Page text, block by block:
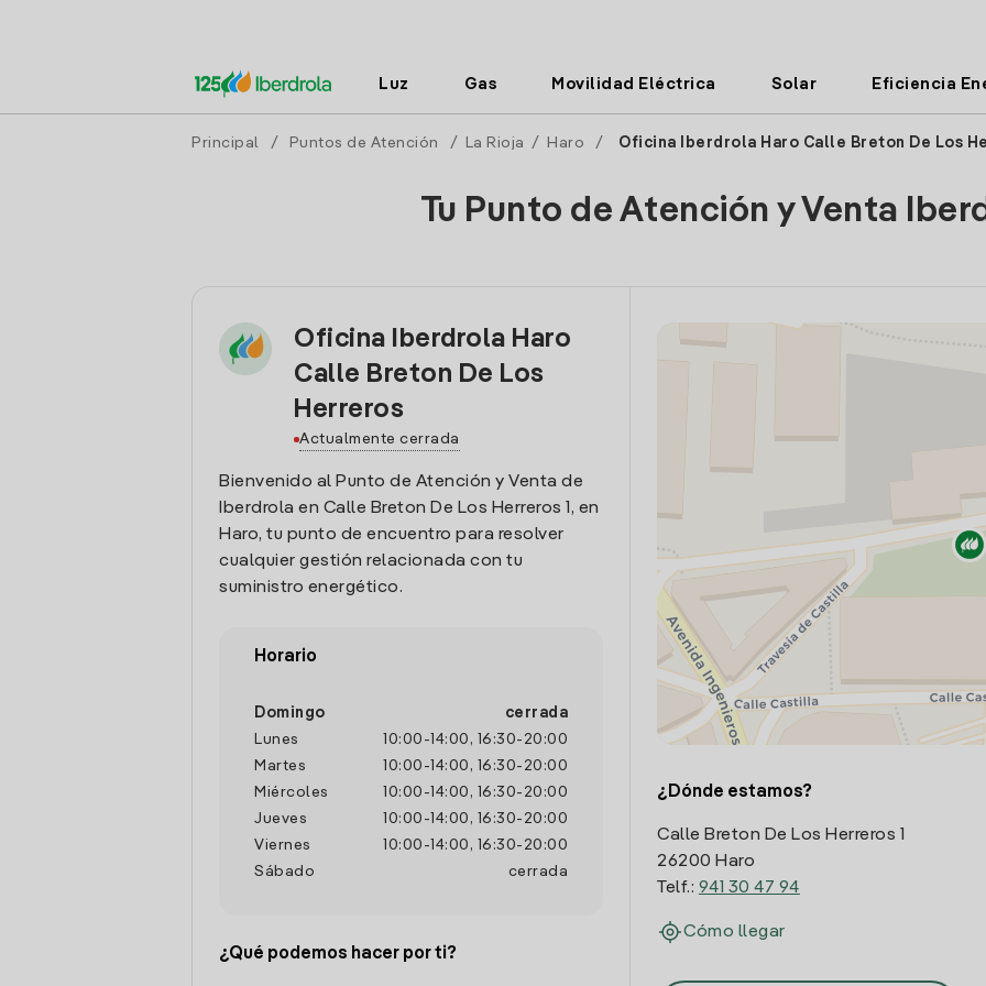
Luz Gas Movilidad Eléctrica Solar Eficiencia
Principal / Puntos de Atención / La Rioja / Haro / Oficina Iberdrola Haro Calle Breton De Los
Tu Punto de Atención y Venta
Oficina Iberdrola Haro
Calle Breton De Los
Herreros
Actualmente cerrada
Bienvenido al Punto de Atención y Venta de
Iberdrola en Calle Breton De Los Herreros 1, en
Haro, tu punto de encuentro para resolver
cualquier gestión relacionada con tu
suministro energético.
Horario
Domingo
cerrada
Lunes
10:00 - 14:00 , 16:30- 20:00
Martes
10:00 - 14:00 , 16:30- 20:00
Miércoles
10:00 - 14:00 , 16:30- 20:00
Jueves
10:00 - 14:00 , 16:30- 20:00
Viernes
10:00 - 14:00 , 16:30- 20:00
Sábado
cerrada
¿Qué podemos hacer por ti?
¿Dónde estamos?
Calle Breton De Los Herreros 1
26200 Haro
Telf.: 941 30 47 94
Cómo llegar